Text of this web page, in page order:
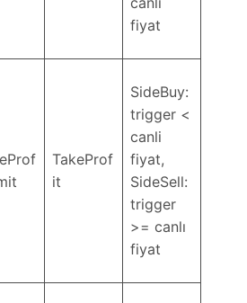
fiyat
TakeProf
it
SideBuy:
trigger <
canli
fiyat,
SideSell:
trigger
>= canlı
fiyat